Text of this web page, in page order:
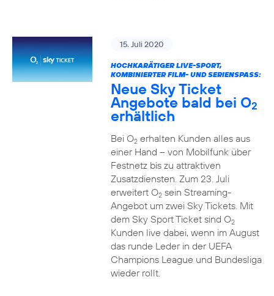
15. Juli 2020
HOCHKARÄTIGER LIVE-SPORT,
KOMBINIERTER FILM- UND SERIENSPASS:
Neue Sky Ticket
Angebote bald bei O2
erhältlich
Bei O2erhalten Kunden alles aus
einer Hand – von Mobilfunk über
Festnetz bis zu attraktiven
Zusatzdiensten. Zum 23. Juli
erweitert O2sein Streaming-
Angebot um zwei Sky Tickets. Mit
dem Sky Sport Ticket sind O2
Kunden live dabei, wenn im August
das runde Leder in der UEFA
Champions League und Bundesliga
wieder rollt.